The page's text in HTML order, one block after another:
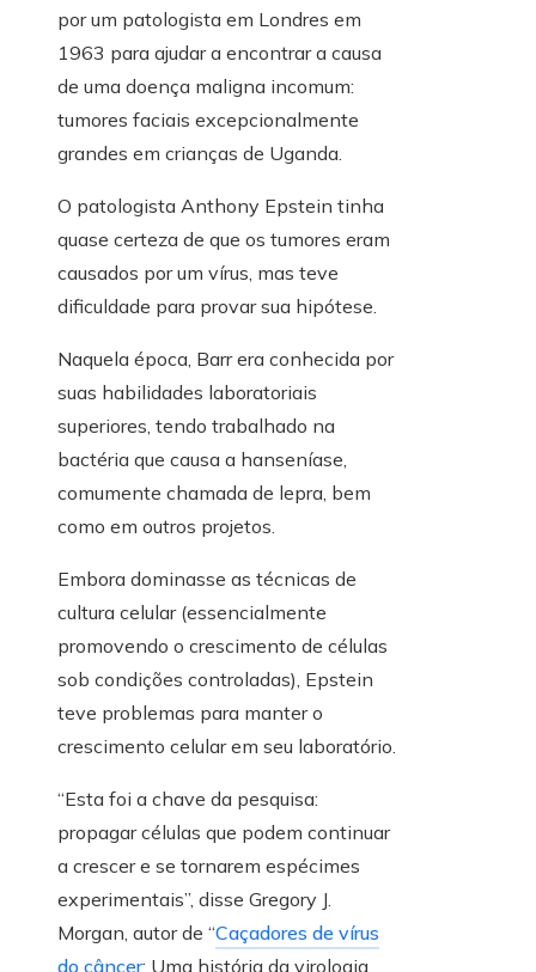
por um patologista em Londres em
1963 para ajudar a encontrar a causa
de uma doença maligna incomum:
tumores faciais excepcionalmente
grandes em crianças de Uganda.
O patologista Anthony Epstein tinha
quase certeza de que os tumores eram
causados ​​por um vírus, mas teve
dificuldade para provar sua hipótese.
Naquela época, Barr era conhecida por
suas habilidades laboratoriais
superiores, tendo trabalhado na
bactéria que causa a hanseníase,
comumente chamada de lepra, bem
como em outros projetos.
Embora dominasse as técnicas de
cultura celular (essencialmente
promovendo o crescimento de células
sob condições controladas), Epstein
teve problemas para manter o
crescimento celular em seu laboratório.
“Esta foi a chave da pesquisa:
propagar células que podem continuar
a crescer e se tornarem espécimes
experimentais”, disse Gregory J.
Morgan, autor de “Caçadores de vírus
do câncer: Uma história da virologia